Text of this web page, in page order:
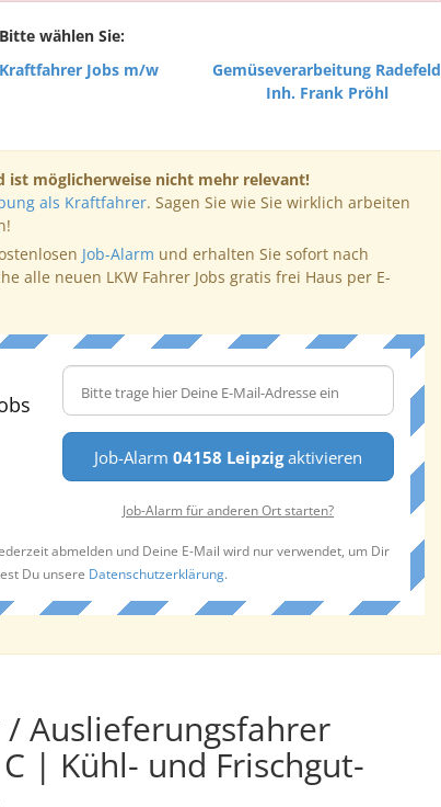
Bitte wählen Sie:
Jobs m/w
Gemüseverarbeitung Radefeld
Inh. Frank Pröhl
ist möglicherweise nicht mehr relevant!
als Kraftfahrer. Sagen Sie wie Sie wirklich arbeiten
Job-Alarm und erhalten Sie sofort nach
alle neuen LKW Fahrer Jobs gratis frei Haus per E-
Job-Alarm04158 Leipzigaktivieren
Job-Alarm für anderen Ort starten?
abmelden und Deine E-Mail wird nur verwendet, um Dir
Du unsere Datenschutzerklärung.
Auslieferungsfahrer
| Kühl- und Frischgut-